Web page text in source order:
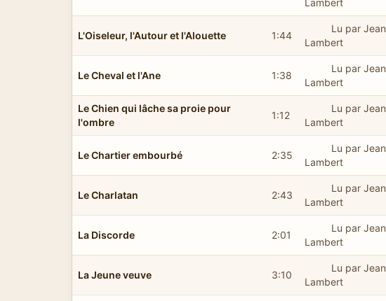
L'Oiseleur, l'Autour et l'Alouette 1:44
Lu par Jean
Lambert
Le Cheval et l'Ane 1:38
Lu par Jean
Lambert
Le Chien qui lâche sa proie pour
l'ombre
1:12
Lu par Jean
Lambert
Le Chartier embourbé 2:35
Lu par Jean
Lambert
Le Charlatan 2:43
Lu par Jean
Lambert
La Discorde 2:01
Lu par Jean
Lambert
La Jeune veuve 3:10
Lu par Jean
Lambert